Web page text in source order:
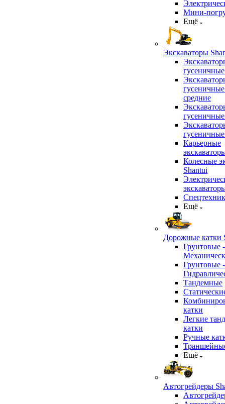
Мини-
Ещё
Экскаваторы
средние
Карьерные
Колесные
Shantui
Ещё
Дорожные катки
Грунтовые -
Грунтовые -
Тандемные
катки
Легкие
катки
Ручные
Ещё
Автогрейдеры